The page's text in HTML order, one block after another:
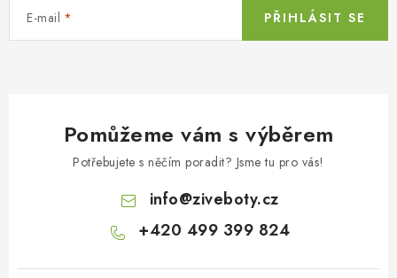
E-mail PŘIHLÁSIT SE
Pomůžeme vám s výběrem
Potřebujete s něčím poradit? Jsme tu pro vás!
info@ziveboty.cz
+420 499 399 824